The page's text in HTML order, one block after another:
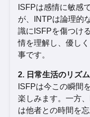
ISFPは感情に敏感
が、INTPは論理的
識にISFPを傷つけ
情を理解し、優し
事です。
2. 日常生活のリズ
ISFPは今この瞬間
楽しみます。一方
は他者との時間を